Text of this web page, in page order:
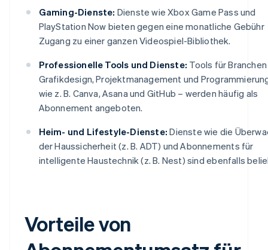
Gaming-Dienste: Dienste wie Xbox Game Pass und
PlayStation Now bieten gegen eine monatliche Gebühr
Zugang zu einer ganzen Videospiel-Bibliothek.
Professionelle Tools und Dienste: Tools für
Grafikdesign, Projektmanagement und
wie z. B. Canva, Asana und GitHub – werden häufig als
Abonnement angeboten.
Heim- und Lifestyle-Dienste: Dienste wie die
der Haussicherheit (z. B. ADT) und Abonnements für
intelligente Haustechnik (z. B. Nest) sind ebenfalls
Vorteile von